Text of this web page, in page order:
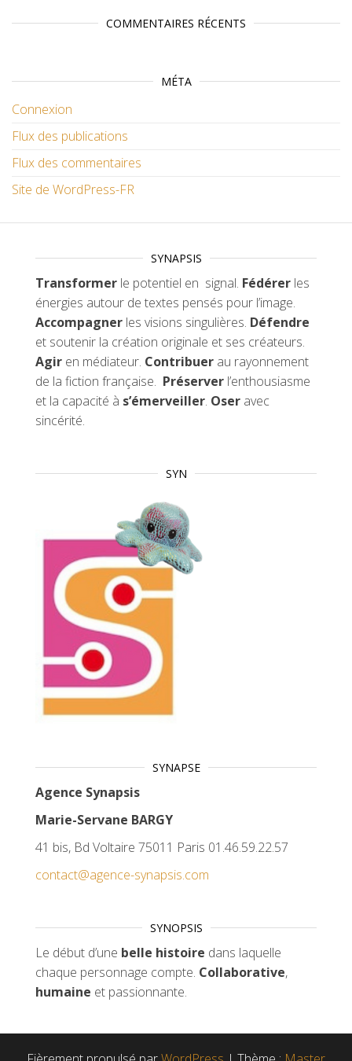
COMMENTAIRES RÉCENTS
MÉTA
Connexion
Flux des publications
Flux des commentaires
Site de WordPress-FR
SYNAPSIS
Transformer le potentiel en signal. Fédérer les
énergies autour de textes pensés pour l’image.
Accompagner les visions singulières. Défendre
et soutenir la création originale et ses créateurs.
Agir en médiateur. Contribuer au rayonnement
de la fiction française. Préserver l’enthousiasme
et la capacité à s’émerveiller. Oser avec
sincérité.
SYN
SYNAPSE
Agence Synapsis
Marie-Servane BARGY
41 bis, Bd Voltaire 75011 Paris 01.46.59.22.57
contact@agence-synapsis.com
SYNOPSIS
Le début d’une belle histoire dans laquelle
chaque personnage compte. Collaborative,
humaine et passionnante.